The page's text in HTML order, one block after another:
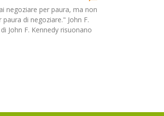
negoziare per paura, ma non
di negoziare." John F.
John F. Kennedy risuonano